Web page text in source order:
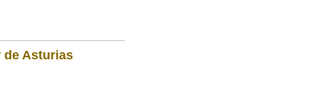
de Asturias